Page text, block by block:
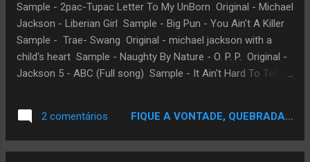
Sample - 2pac-Tupac Letter To My UnBorn Original - Michael
Jackson - Liberian Girl Sample - Big Pun - You Ain't A Killer
Sample - Trae- Swang Original - michael jackson with a
child's heart Sample - Naughty By Nature - O. P. P. Original -
Jackson 5 - ABC (Full song) Sample - It Ain't Hard To Tell -
Kanye West ft. T Pain - Good Life Orginal - Michael Jackson
- Thriller - P.Y.T. (Pretty Young Thing)
2 comentários FIQUE A VONTADE, QUEBRADA...